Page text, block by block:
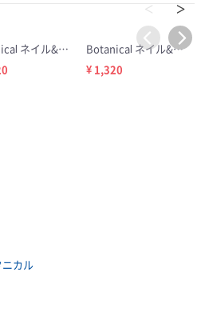
Botanical ネイル&ハンドクリーム アロエ 30g
Botanical ネイル&ハンドクリーム シークワーサー 30g
¥ 1,320
カル